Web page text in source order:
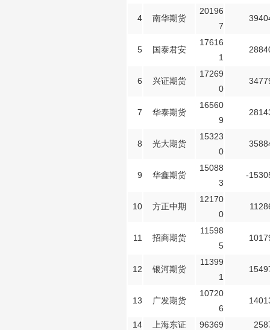
4 南华期货
20196
7
5 国泰君安
17616
1
6 兴证期货
17269
0
7 华泰期货
16560
9
8 光大期货
15323
0
9 华鑫期货
15088
3
-
10 方正中期
12170
0
11 招商期货
11598
5
12 银河期货
11399
1
13 广发期货
10720
6
14 上海东证 96369